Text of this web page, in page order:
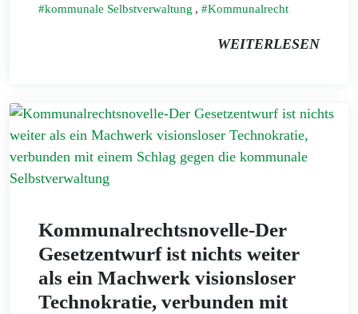
kommunale Selbstverwaltung , Kommunalrecht
WEITERLESEN
Kommunalrechtsnovelle-Der
Gesetzentwurf ist nichts weiter
als ein Machwerk visionsloser
Technokratie, verbunden mit